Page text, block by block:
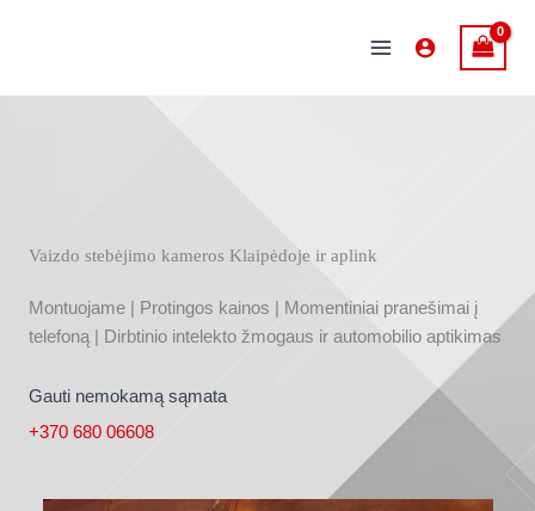
MAIN
Vaizdo stebėjimo kameros Klaipėdoje ir aplink
Montuojame | Protingos kainos | Momentiniai pranešimai į
telefoną | Dirbtinio intelekto žmogaus ir automobilio aptikimas
Gauti nemokamą sąmata
+370 680 06608